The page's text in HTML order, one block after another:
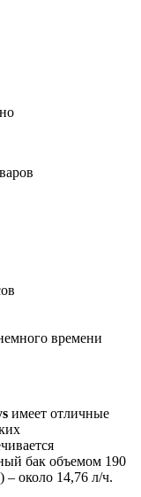
времени
имеет отличные
бак объемом 190
– около 14,76 л/ч.